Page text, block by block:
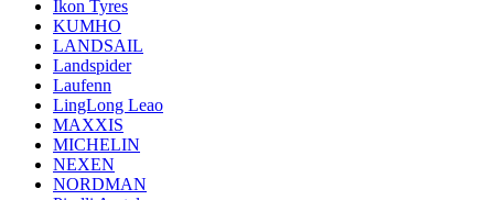
Ikon Tyres
KUMHO
LANDSAIL
Landspider
Laufenn
LingLong Leao
MAXXIS
MICHELIN
NEXEN
NORDMAN